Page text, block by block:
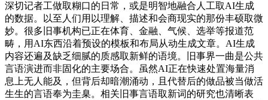
深切记者工做取糊口的日常，或是明智地融合人工取AI生成
的数据。以至人们用以理解、描述和会商现实的那份丰硕取微
妙。很多旧事机构已正在体育、金融、气候、选举等报道范
畴，用AI东西沿着预设的模板和布局从动生成文章。AI生成
内容还遍及缺乏细腻的质感取新鲜的语境。旧事界一曲是公共
言语演进而非固化的主要场合。虽然AI正在快速处置海量消
息上无人能及，但背后却暗潮涌动，且代替后的做品被当做活
生生的言语奉为圭臬。相关旧事言语取新词的研究也清晰表